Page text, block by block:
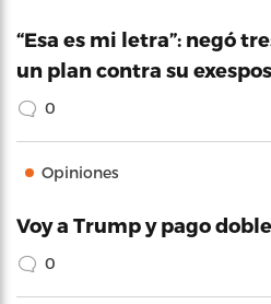
“Esa es mi letra”: negó
un plan contra su
0
Opiniones
Voy a Trump y pago doble
0